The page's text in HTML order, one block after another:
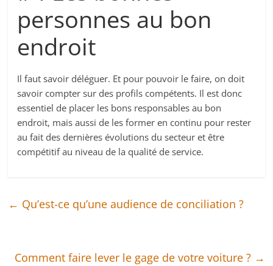
personnes au bon
endroit
Il faut savoir déléguer. Et pour pouvoir le faire, on doit
savoir compter sur des profils compétents. Il est donc
essentiel de placer les bons responsables au bon
endroit, mais aussi de les former en continu pour rester
au fait des dernières évolutions du secteur et être
compétitif au niveau de la qualité de service.
← Qu’est-ce qu’une audience de conciliation ?
Comment faire lever le gage de votre voiture ? →